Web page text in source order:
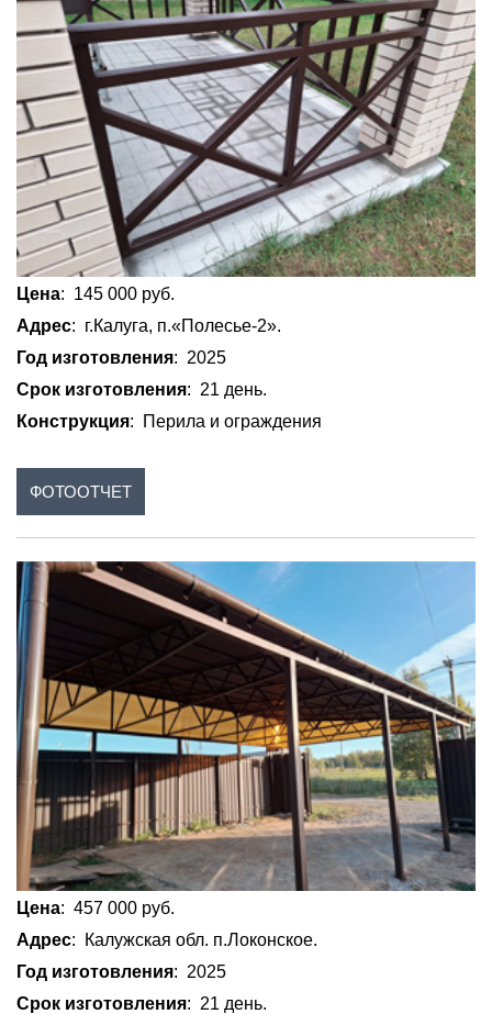
Цена: 145 000 руб.
Адрес: г.Калуга, п.«Полесье-2».
Год изготовления: 2025
Срок изготовления: 21 день.
Конструкция: Перила и ограждения
ФОТООТЧЕТ
Цена: 457 000 руб.
Адрес: Калужская обл. п.Локонское.
Год изготовления: 2025
Срок изготовления: 21 день.